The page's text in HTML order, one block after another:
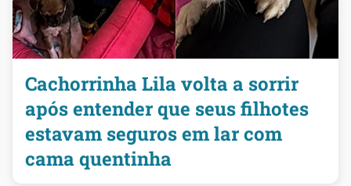
Cachorrinha Lila volta a sorrir
após entender que seus filhotes
estavam seguros em lar com
cama quentinha